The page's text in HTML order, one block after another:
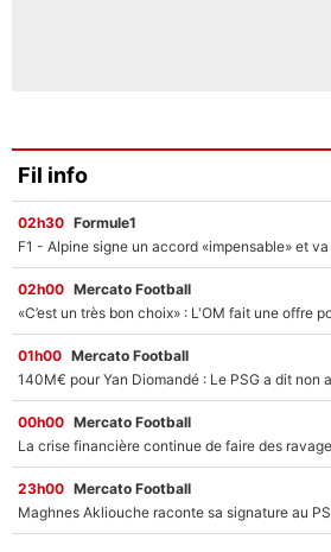
Fil info
02h30 Formule1
02h00 Mercato Football
01h00 Mercato Football
00h00 Mercato Football
23h00 Mercato Football